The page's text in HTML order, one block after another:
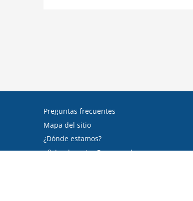
Preguntas frecuentes
Mapa del sitio
¿Dónde estamos?
oficinadepartes@suseso.cl